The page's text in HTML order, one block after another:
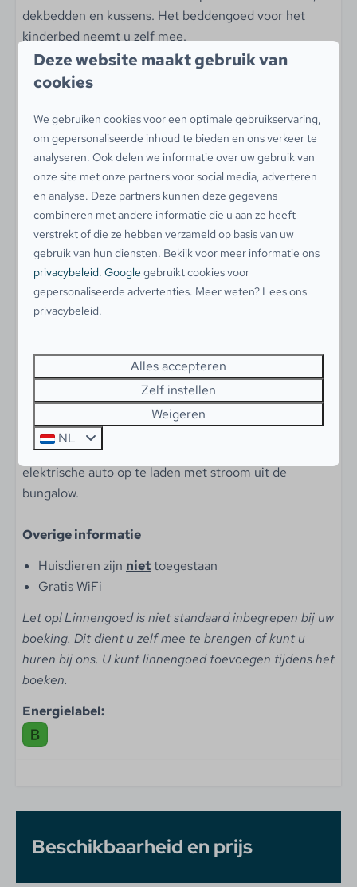
Rookmelder
Koolmonoxidemelder
Toegankelijkheid
Badkamer op begane grond
Kinderen & Familie
Kinderstoel
Kinderbed
Traphekje
Buiten
Tuin met gazon
Tuin op het zuiden
Eigen parkeerplaats
dekbedden en kussens. Het beddengoed voor het
kinderbed neemt u zelf mee.
De nieuwe boxspring bedden zorgen voor een goede
slaapbeleving, zodat u elke ochtend uitgerust aan een
Badkamer
Op de begane grond is de badkamer, hier is een
douchecabine, toilet en wastafel. Op de eerste
verdieping is een tweede toilet aanwezig.
Via de tuindeur in de woonkamer komt u in de zonnige
tuin, met een ruim grasveld en een fraai aangelegd
terras voorzien van tuinmeubilair en een aparte
Bij de accommodatie kan 1 auto worden geparkeerd.
De eventuele andere auto's kunnen op de algemene
parkeerplaats staan. Het is niet toegestaan de
elektrische auto op te laden met stroom uit de
bungalow.
Overige informatie
Huisdieren zijn niettoegestaan
Gratis WiFi
Let op! Linnengoed is niet standaard inbegrepen bij uw
boeking. Dit dient u zelf mee te brengen of kunt u
huren bij ons. U kunt linnengoed toevoegen tijdens het
boeken.
Energielabel:
Beschikbaarheid en prijs
Deze website maakt gebruik van
cookies
We gebruiken cookies voor een optimale gebruikservaring,
om gepersonaliseerde inhoud te bieden en ons verkeer te
analyseren. Ook delen we informatie over uw gebruik van
onze site met onze partners voor social media, adverteren
en analyse. Deze partners kunnen deze gegevens
combineren met andere informatie die u aan ze heeft
verstrekt of die ze hebben verzameld op basis van uw
gebruik van hun diensten. Bekijk voor meer informatie ons
privacybeleid.Google gebruikt cookies voor
gepersonaliseerde advertenties. Meer weten? Lees ons
privacybeleid.
Alles accepteren
Zelf instellen
Weigeren
NL